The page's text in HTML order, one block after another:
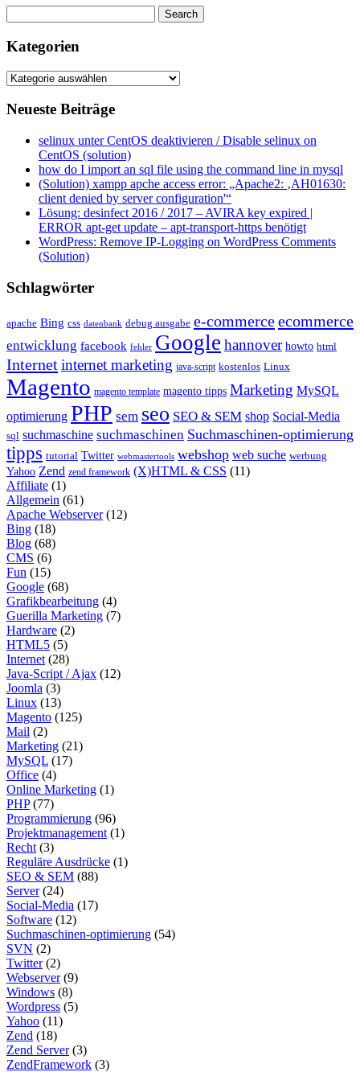
Kategorien
Kategorien
Neueste Beiträge
selinux unter CentOS deaktivieren / Disable selinux on
CentOS (solution)
how do I import an sql file using the command line in mysql
(Solution) xampp apche access error: „Apache2: ‚AH01630:
client denied by server configuration'“
Lösung: desinfect 2016 / 2017 – AVIRA key expired |
ERROR apt-get update – apt-transport-https benötigt
WordPress: Remove IP-Logging on WordPress Comments
(Solution)
Schlagwörter
apache Bing css datenbank debug ausgabe e-commerceecommerce
entwicklung facebook fehler Google hannover howto html
Internetinternet marketing java-script kostenlos Linux
Magento magento template magento tipps Marketing MySQL
optimierung PHP sem seo SEO & SEM shop Social-Media
sql suchmaschine suchmaschinen Suchmaschinen-optimierung
tipps tutorial Twitter webmastertools webshop web suche werbung
Yahoo Zend zend framework (X)HTML & CSS (11)
Affiliate (1)
Allgemein (61)
Apache Webserver(12)
Bing (18)
Blog (68)
CMS (6)
Fun (15)
Google (68)
Grafikbearbeitung (4)
Guerilla Marketing (7)
Hardware (2)
HTML5 (5)
Internet (28)
Java-Script / Ajax (12)
Joomla (3)
Linux (13)
Magento (125)
Mail (2)
Marketing (21)
MySQL (17)
Office (4)
Online Marketing (1)
PHP(77)
Programmierung (96)
Projektmanagement (1)
Recht (3)
Reguläre Ausdrücke (1)
SEO & SEM (88)
Server(24)
Social-Media (17)
Software (12)
Suchmaschinen-optimierung (54)
SVN (2)
Twitter(2)
Webserver(9)
Windows (8)
Wordpress (5)
Yahoo (11)
Zend (18)
Zend Server(3)
ZendFramework (3)